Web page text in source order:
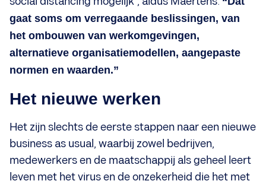
gaat soms om verregaande beslissingen, van
het ombouwen van werkomgevingen,
alternatieve organisatiemodellen, aangepaste
normen en waarden.”
Het nieuwe werken
Het zijn slechts de eerste stappen naar een nieuwe
business as usual, waarbij zowel bedrijven,
medewerkers en de maatschappij als geheel leert
leven met het virus en de onzekerheid die het met